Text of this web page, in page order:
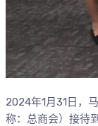
2024年1月31日，
称：总商会）接待